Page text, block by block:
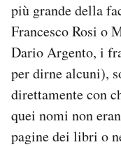
più grande della
Francesco Rosi o
Dario Argento, i
per dirne alcuni),
direttamente con
quei nomi non
pagine dei libri o